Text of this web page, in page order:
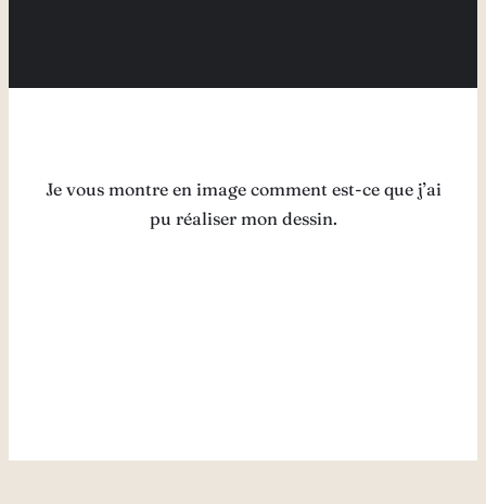
Je vous montre en image comment est-ce que j’ai
pu réaliser mon dessin.